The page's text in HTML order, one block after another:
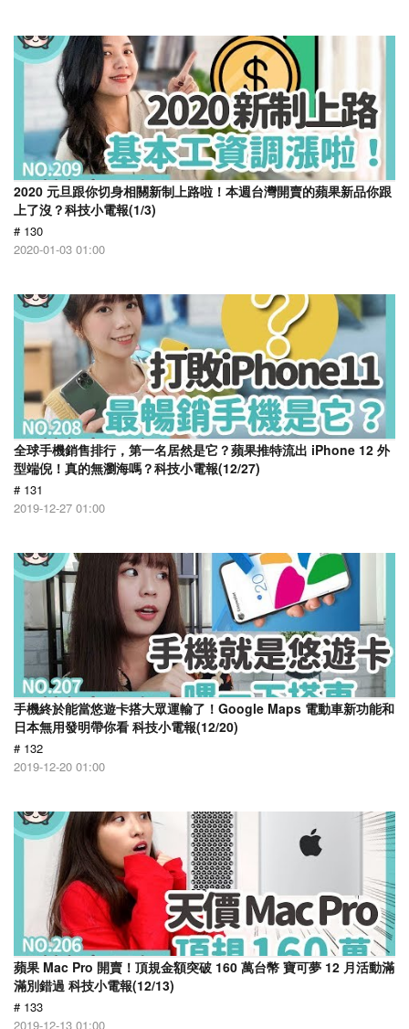
2020 元旦跟你切身相關新制上路啦！本週台灣開賣的蘋果新品你跟
上了沒？科技小電報(1/3)
# 130
2020-01-03 01:00
全球手機銷售排行，第一名居然是它？蘋果推特流出 iPhone 12 外
型端倪！真的無瀏海嗎？科技小電報(12/27)
# 131
2019-12-27 01:00
手機終於能當悠遊卡搭大眾運輸了！Google Maps 電動車新功能和
日本無用發明帶你看 科技小電報(12/20)
# 132
2019-12-20 01:00
蘋果 Mac Pro 開賣！頂規金額突破 160 萬台幣 寶可夢 12 月活動滿
滿別錯過 科技小電報(12/13)
# 133
2019-12-13 01:00